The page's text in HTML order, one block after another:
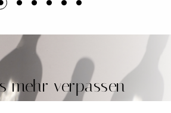
mehr verpassen